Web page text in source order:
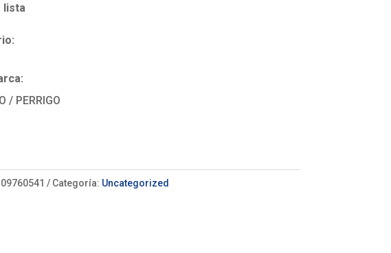
lista
/ PERRIGO
Categoría: Uncategorized